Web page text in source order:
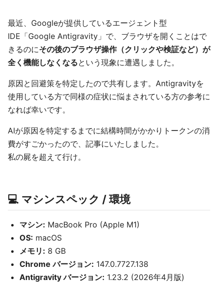
最近、Googleが提供しているエージェント型
IDE「Google Antigravity」で、ブラウザを開くことはで
きるのにその後のブラウザ操作（クリックや検証など）が
全く機能しなくなるという現象に遭遇しました。
原因と回避策を特定したので共有します。Antigravityを
使用している方で同様の症状に悩まされている方の参考に
なれば幸いです。
AIが原因を特定するまでに結構時間がかかりトークンの消
費がすごかったので、記事にいたしました。
私の屍を超えて行け。
💻 マシンスペック / 環境
マシン: MacBook Pro (Apple M1)
OS: macOS
メモリ: 8 GB
Chrome バージョン: 147.0.7727.138
Antigravity バージョン: 1.23.2 (2026年4月版)